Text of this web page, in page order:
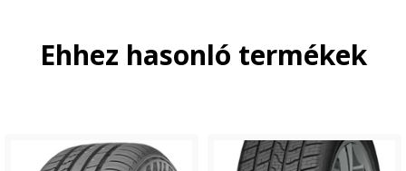
Ehhez hasonló termékek